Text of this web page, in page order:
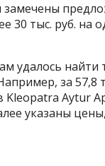
30 тыс. руб. на
удалось найти
за 57,8
Aytur
указаны